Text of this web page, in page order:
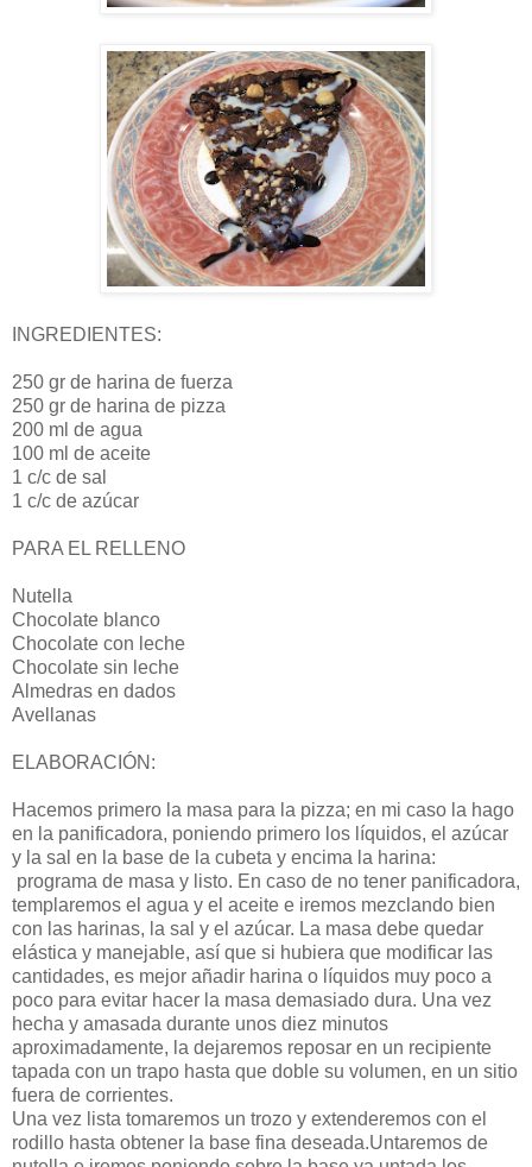
INGREDIENTES:
250 gr de harina de fuerza
250 gr de harina de pizza
200 ml de agua
100 ml de aceite
1 c/c de sal
1 c/c de azúcar
PARA EL RELLENO
Nutella
Chocolate blanco
Chocolate con leche
Chocolate sin leche
Almedras en dados
Avellanas
ELABORACIÓN:
Hacemos primero la masa para la pizza; en mi caso la hago
en la panificadora, poniendo primero los líquidos, el azúcar
y la sal en la base de la cubeta y encima la harina:
programa de masa y listo. En caso de no tener panificadora,
templaremos el agua y el aceite e iremos mezclando bien
con las harinas, la sal y el azúcar. La masa debe quedar
elástica y manejable, así que si hubiera que modificar las
cantidades, es mejor añadir harina o líquidos muy poco a
poco para evitar hacer la masa demasiado dura. Una vez
hecha y amasada durante unos diez minutos
aproximadamente, la dejaremos reposar en un recipiente
tapada con un trapo hasta que doble su volumen, en un sitio
fuera de corrientes.
Una vez lista tomaremos un trozo y extenderemos con el
rodillo hasta obtener la base fina deseada.Untaremos de